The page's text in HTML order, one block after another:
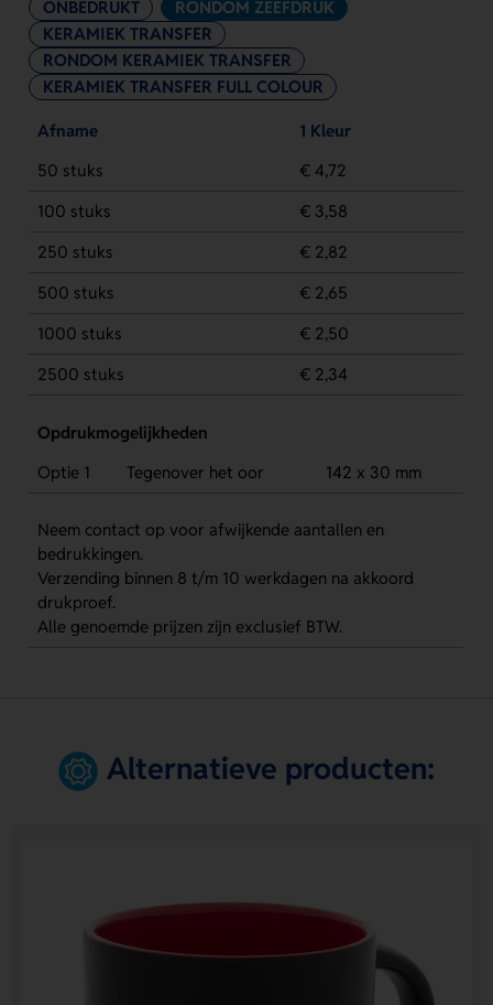
ONBEDRUKT
RONDOM ZEEFDRUK
KERAMIEK TRANSFER
RONDOM KERAMIEK TRANSFER
KERAMIEK TRANSFER FULL COLOUR
Afname
1 Kleur
50 stuks
€ 4,72
100 stuks
€ 3,58
250 stuks
€ 2,82
500 stuks
€ 2,65
1000 stuks
€ 2,50
2500 stuks
€ 2,34
Opdrukmogelijkheden
Optie 1
Tegenover het oor 142 x 30 mm
Neem contact op voor afwijkende aantallen en
bedrukkingen.
Verzending binnen 8 t/m 10 werkdagen na akkoord
drukproef.
Alle genoemde prijzen zijn exclusief BTW.
Alternatieve producten: